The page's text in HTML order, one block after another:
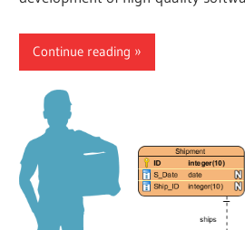
Continue reading